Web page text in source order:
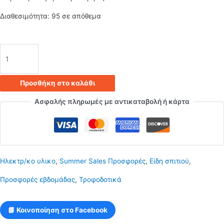
5.50€.είναι:
Διαθεσιμότητα: 95 σε απόθεμα
2A
Προσθήκη στο καλάθι
Ασφαλής πληρωμές με αντικαταβολή ή κάρτα
Ηλεκτρ/κο υλικο, Summer Sales Προσφορές, Είδη σπιτιού,
Προσφορές εβδομάδας, Τροφοδοτικά
📘 Κοινοποίηση στο Facebook